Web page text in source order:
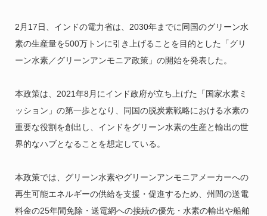
2月17日、インドの電力省は、2030年までに同国のグリーン水
素の生産量を500万トンに引き上げることを目的とした「グリ
ーン水素／グリーンアンモニア政策」の開始を発表した。
本政策は、2021年8月にインド政府が立ち上げた「国家水素ミ
ッション」の第一歩となり、同国の脱炭素戦略における水素の
重要な役割を創出し、インドをグリーン水素の生産と輸出の世
界的なハブとなることを想定している。
本政策では、グリーン水素やグリーンアンモニアメーカーへの
再生可能エネルギーの供給を支援・促進するため、州間の送電
料金の25年間免除・送電網への接続の優先・水素の輸出や船舶